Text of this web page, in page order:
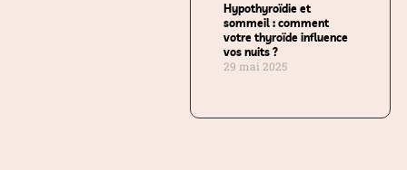
Hypothyroïdie et
sommeil : comment
votre thyroïde influence
vos nuits ?
29 mai 2025